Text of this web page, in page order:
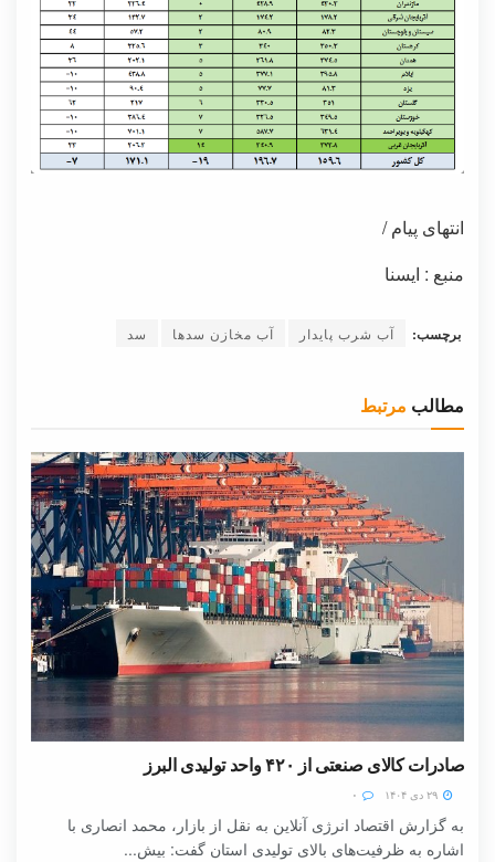
انتهای پیام /
منبع : ایسنا
برچسب: آب شرب پایدار آب مخازن سدها سد
مطالب مرتبط
صادرات کالای صنعتی از ۴۲۰ واحد تولیدی البرز
به گزارش اقتصاد انرژی آنلاین به نقل از بازار، محمد انصاری با
اشاره به ظرفیت‌های بالای تولیدی استان گفت: بیش...